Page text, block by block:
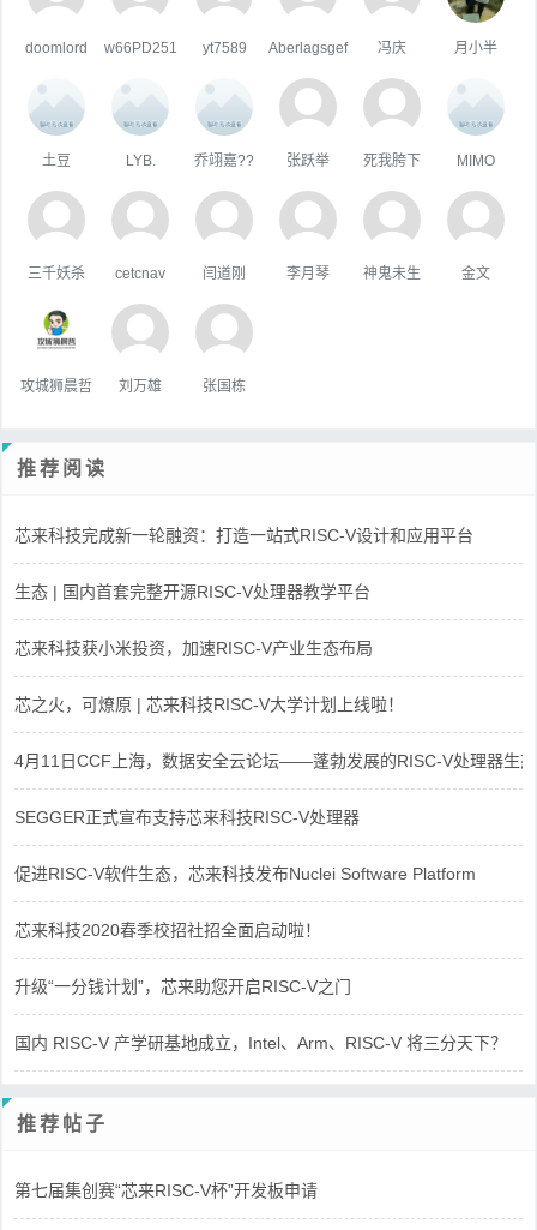
doomlord w66PD251 yt7589 Aberlagsgef 冯庆 月小半
土豆 LYB. 乔翊嘉?? 张跃举 死我胯下 MIMO
三千妖杀 cetcnav 闫道刚 李月琴 神鬼未生 金文
攻城狮晨哲 刘万雄 张国栋
推荐阅读
芯来科技完成新一轮融资：打造一站式RISC-V设计和应用平台
生态 | 国内首套完整开源RISC-V处理器教学平台
芯来科技获小米投资，加速RISC-V产业生态布局
芯之火，可燎原 | 芯来科技RISC-V大学计划上线啦！
4月11日CCF上海，数据安全云论坛——蓬勃发展的RISC-V处理器生态
SEGGER正式宣布支持芯来科技RISC-V处理器
促进RISC-V软件生态，芯来科技发布Nuclei Software Platform
芯来科技2020春季校招社招全面启动啦！
升级“一分钱计划”，芯来助您开启RISC-V之门
国内 RISC-V 产学研基地成立，Intel、Arm、RISC-V 将三分天下？
推荐帖子
第七届集创赛“芯来RISC-V杯”开发板申请